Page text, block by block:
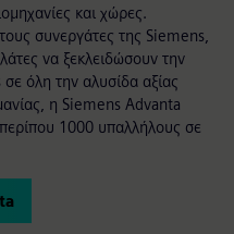
και χώρες.
συνεργάτες της Siemens,
να ξεκλειδώσουν την
όλη την αλυσίδα αξίας
η Siemens Advanta
1000 υπαλλήλους σε